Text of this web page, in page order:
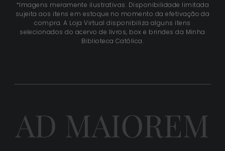
*Imagens meramente ilustrativas. Disponibilidade limitada
sujeita aos itens em estoque no momento da efetivação da
compra. A Loja Virtual disponibiliza alguns itens
selecionados do acervo de livros, box e brindes da Minha
Biblioteca Católica.